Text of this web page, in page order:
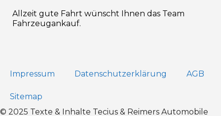
Allzeit gute Fahrt wünscht Ihnen das Team
Fahrzeugankauf.
Impressum Datenschutz­erklärung AGB
Sitemap
© 2025 Texte & Inhalte Tecius & Reimers Automobile